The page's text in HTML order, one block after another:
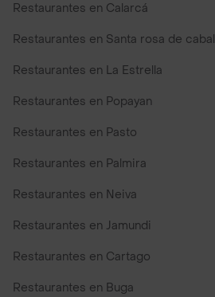
Restaurantes en Calarcá
Restaurantes en Santa rosa de cabal
Restaurantes en La Estrella
Restaurantes en Popayan
Restaurantes en Pasto
Restaurantes en Palmira
Restaurantes en Neiva
Restaurantes en Jamundi
Restaurantes en Cartago
Restaurantes en Buga